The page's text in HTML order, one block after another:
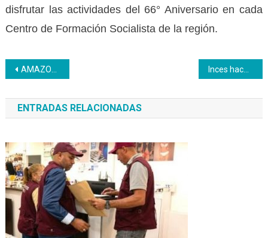
disfrutar las actividades del 66° Aniversario en cada
Centro de Formación Socialista de la región.
Navegación
de
entradas
AMAZONAS | Funcionarios públicos del DEM dieron a conocer los saberes adquiridos en formación del Inces Inces hace entrega de ofrenda floral a Luis Beltrán Prieto Figueroa y al eterno comandante Hugo Chávez
ENTRADAS RELACIONADAS